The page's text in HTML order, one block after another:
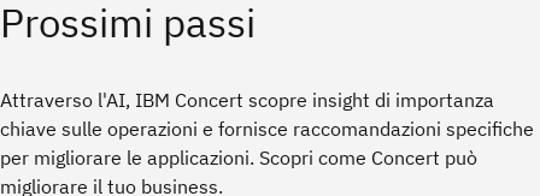
Prossimi passi
Attraverso l'AI, IBM Concert scopre insight di importanza
chiave sulle operazioni e fornisce raccomandazioni specifiche
per migliorare le applicazioni. Scopri come Concert può
migliorare il tuo business.